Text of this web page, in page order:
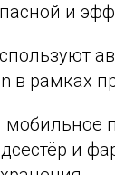
и
в рамках
и